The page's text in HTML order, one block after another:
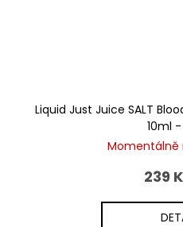
Liquid Just Juice SALT
10ml -
Momentálně
239